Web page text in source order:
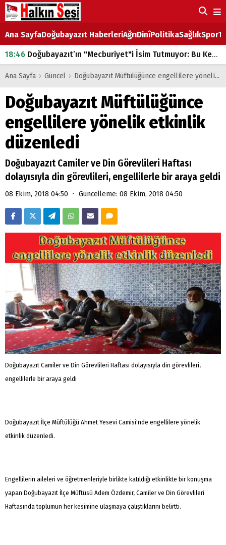
Ana SayfaDoğubayazıt HaberleriAğrıDinîPolitikaSağlıkSpor
18:46 Doğubayazıt’ın "Mecburiyet"i İsim Tutmuyor: Bu Kez de Mem u Zîn Oldu!
07:53Doğubayazıt’ta Ekmek Fiyatlarına Zam
Doğubayazıt'ta çocukların sırtındaki ağır yük
07:00 DEVLET ve HÜKÜMET
18:29ÇARŞI CADDESİ YAZ BOZ TAHTASI
Ana Sayfa › Güncel › Doğubayazıt Müftülüğünce engellilere yönelik etkinlik düzenledi
Doğubayazıt Müftülüğünce
engellilere yönelik etkinlik
düzenledi
Doğubayazıt Camiler ve Din Görevlileri Haftası
dolayısıyla din görevlileri, engellilerle bir araya geldi
08 Ekim, 2018 04:50 • Güncelleme: 08 Ekim, 2018 04:50
Doğubayazıt Camiler ve Din Görevlileri Haftası dolayısıyla din görevlileri,
engellilerle bir araya geldi
Doğubayazıt İlçe Müftülüğü Ahmet Yesevi Camisi'nde engellilere yönelik
etkinlik düzenledi.
Engellilerin aileleri ve öğretmenleriyle birlikte katıldığı etkinlikte bir konuşma
yapan Doğubayazıt İlçe Müftüsü Adem Özdemir, Camiler ve Din Görevlileri
Haftasında toplumun her kesimine ulaşmaya çalıştıklarını belirtti.